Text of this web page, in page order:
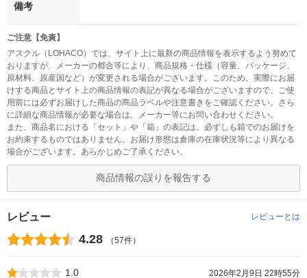
備考
ご注意【免責】
アスクル（LOHACO）では、サイト上に最新の商品情報を表示するよう努めて
おりますが、メーカーの都合等により、商品規格・仕様（容量、パッケージ、
原材料、原産国など）が変更される場合がございます。このため、実際にお届
けする商品とサイト上の商品情報の表記が異なる場合がございますので、ご使
用前には必ずお届けした商品の商品ラベルや注意書きをご確認ください。さら
に詳細な商品情報が必要な場合は、メーカー等にお問い合わせください。
また、商品名における「セット」や「箱」の表記は、必ずしも箱でのお届けを
お約束するものではありません。お届け形態は倉庫の在庫状況等により異なる
場合がございます。あらかじめご了承ください。
商品情報の誤りを報告する
レビュー レビューとは
4.28 （57件）
1.0
2026年2月9日 22時55分